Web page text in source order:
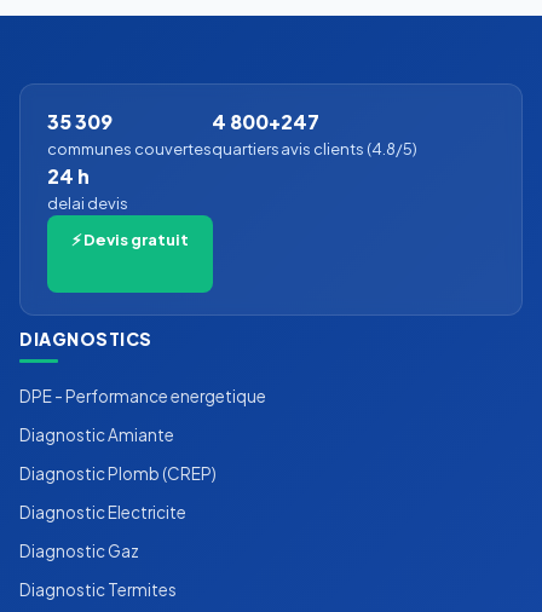
35 309
communes couvertes
4 800+
quartiers
247
avis clients (4.8/5)
24 h
delai devis
⚡ Devis gratuit
DIAGNOSTICS
DPE - Performance energetique
Diagnostic Amiante
Diagnostic Plomb (CREP)
Diagnostic Electricite
Diagnostic Gaz
Diagnostic Termites